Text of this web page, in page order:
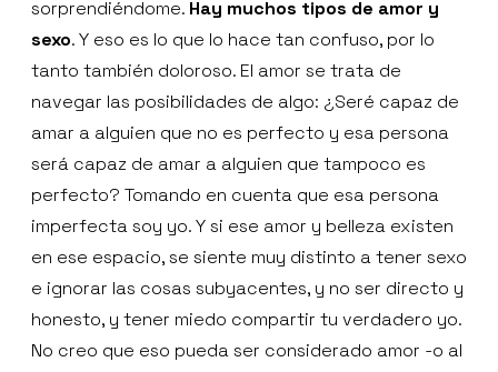
sorprendiéndome. Hay muchos tipos de amor y
sexo. Y eso es lo que lo hace tan confuso, por lo
tanto también doloroso. El amor se trata de
navegar las posibilidades de algo: ¿Seré capaz de
amar a alguien que no es perfecto y esa persona
será capaz de amar a alguien que tampoco es
perfecto? Tomando en cuenta que esa persona
imperfecta soy yo. Y si ese amor y belleza existen
en ese espacio, se siente muy distinto a tener sexo
e ignorar las cosas subyacentes, y no ser directo y
honesto, y tener miedo compartir tu verdadero yo.
No creo que eso pueda ser considerado amor -o al